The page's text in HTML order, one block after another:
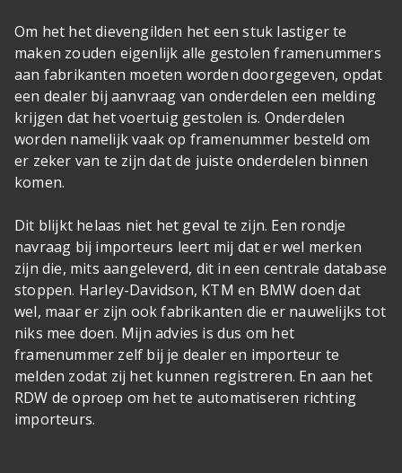
Om het het dievengilden het een stuk lastiger te
maken zouden eigenlijk alle gestolen framenummers
aan fabrikanten moeten worden doorgegeven, opdat
een dealer bij aanvraag van onderdelen een melding
krijgen dat het voertuig gestolen is. Onderdelen
worden namelijk vaak op framenummer besteld om
er zeker van te zijn dat de juiste onderdelen binnen
komen.
Dit blijkt helaas niet het geval te zijn. Een rondje
navraag bij importeurs leert mij dat er wel merken
zijn die, mits aangeleverd, dit in een centrale database
stoppen. Harley-Davidson, KTM en BMW doen dat
wel, maar er zijn ook fabrikanten die er nauwelijks tot
niks mee doen. Mijn advies is dus om het
framenummer zelf bij je dealer en importeur te
melden zodat zij het kunnen registreren. En aan het
RDW de oproep om het te automatiseren richting
importeurs.